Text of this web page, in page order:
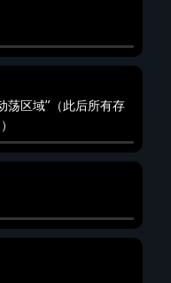
荡区域”（此后所有存